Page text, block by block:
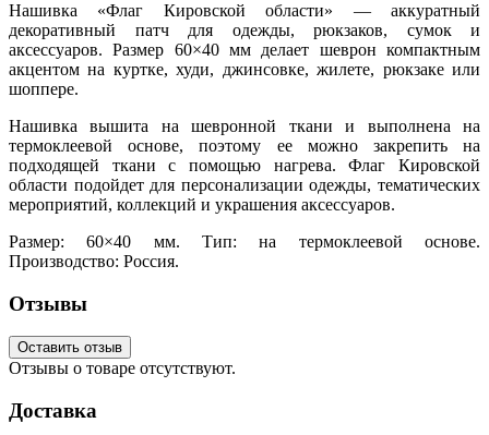
Нашивка «Флаг Кировской области» — аккуратный
декоративный патч для одежды, рюкзаков, сумок и
аксессуаров. Размер 60×40 мм делает шеврон компактным
акцентом на куртке, худи, джинсовке, жилете, рюкзаке или
шоппере.
Нашивка вышита на шевронной ткани и выполнена на
термоклеевой основе, поэтому ее можно закрепить на
подходящей ткани с помощью нагрева. Флаг Кировской
области подойдет для персонализации одежды, тематических
мероприятий, коллекций и украшения аксессуаров.
Размер: 60×40 мм. Тип: на термоклеевой основе.
Производство: Россия.
Отзывы
Оставить отзыв
Отзывы о товаре отсутствуют.
Доставка